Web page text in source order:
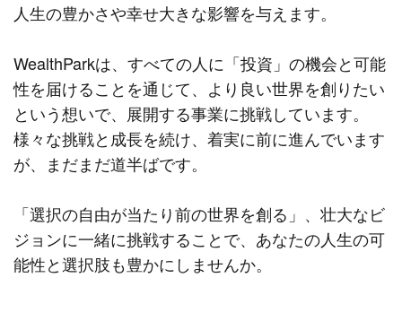
人生の豊かさや幸せ大きな影響を与えます。
WealthParkは、すべての人に「投資」の機会と可能
性を届けることを通じて、より良い世界を創りたい
という想いで、展開する事業に挑戦しています。
様々な挑戦と成長を続け、着実に前に進んでいます
が、まだまだ道半ばです。
「選択の自由が当たり前の世界を創る」、壮大なビ
ジョンに一緒に挑戦することで、あなたの人生の可
能性と選択肢も豊かにしませんか。